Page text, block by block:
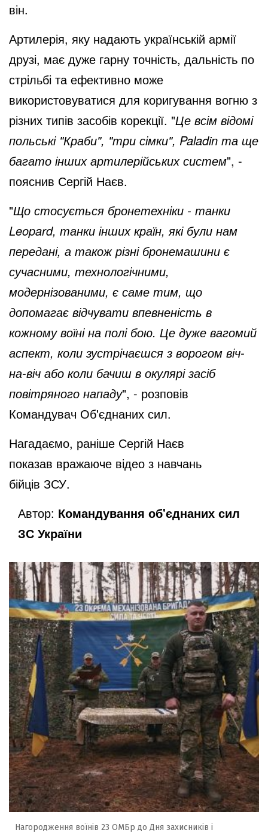
він.
Артилерія, яку надають українській армії
друзі, має дуже гарну точність, дальність по
стрільбі та ефективно може
використовуватися для коригування вогню з
різних типів засобів корекції. "Це всім відомі
польські "Краби", "три сімки", Paladin та ще
багато інших артилерійських систем", -
пояснив Сергій Наєв.
"Що стосується бронетехніки - танки
Leopard, танки інших країн, які були нам
передані, а також різні бронемашини є
сучасними, технологічними,
модернізованими, є саме тим, що
допомагає відчувати впевненість в
кожному воїні на полі бою. Це дуже вагомий
аспект, коли зустрічаєшся з ворогом віч-
на-віч або коли бачиш в окулярі засіб
повітряного нападу", - розповів
Командувач Об'єднаних сил.
Нагадаємо, раніше Сергій Наєв
показав вражаюче відео з навчань
бійців ЗСУ.
Автор: Командування об'єднаних сил
ЗС України
Нагородження воїнів 23 ОМБр до Дня захисників і